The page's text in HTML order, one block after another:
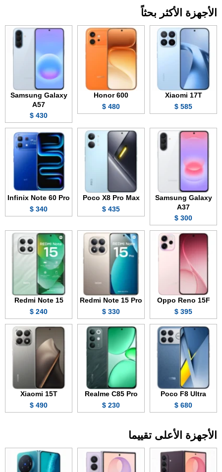
الأجهزة الأكثر بحثاً
Xiaomi 17T
585 $
Honor 600
480 $
Samsung Galaxy
A57
430 $
Samsung Galaxy
A37
300 $
Poco X8 Pro Max
435 $
Infinix Note 60 Pro
340 $
Oppo Reno 15F
395 $
Redmi Note 15 Pro
330 $
Redmi Note 15
240 $
Poco F8 Ultra
680 $
Realme C85 Pro
230 $
Xiaomi 15T
490 $
الأجهزة الأعلى تقييما